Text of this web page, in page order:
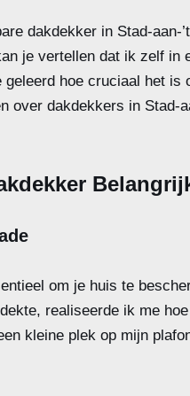
dakdekker in Stad-
je vertellen dat ik zelf in
hoe cruciaal het
over dakdekkers in
om je huis te
realiseerde ik me
kleine plek op mijn